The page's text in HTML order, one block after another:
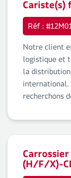
Réf :
Notre client
logistique et
la
recherchons
(H/F/X)-